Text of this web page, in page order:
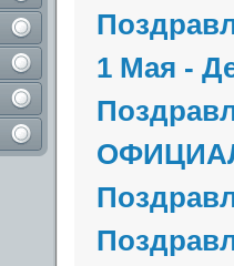
1 Мая -